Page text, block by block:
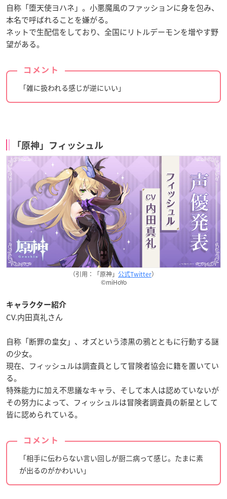
自称「堕天使ヨハネ」。小悪魔風のファッションに身を包み、
本名で呼ばれることを嫌がる。
ネットで生配信をしており、全国にリトルデーモンを増やす野
望がある。
コメント
「雑に扱われる感じが逆にいい」
「原神」フィッシュル
（引用：「原神」 公式Twitter）
©️miHoYo
キャラクター紹介
CV.内田真礼さん
自称「断罪の皇女」、オズという漆黒の鴉とともに行動する謎
の少女。
現在、フィッシュルは調査員として冒険者協会に籍を置いてい
る。
特殊能力に加え不思議なキャラ、そして本人は認めていないが
その努力によって、フィッシュルは冒険者調査員の新星として
皆に認められている。
コメント
「相手に伝わらない言い回しが厨二病って感じ。たまに素
が出るのがかわいい」